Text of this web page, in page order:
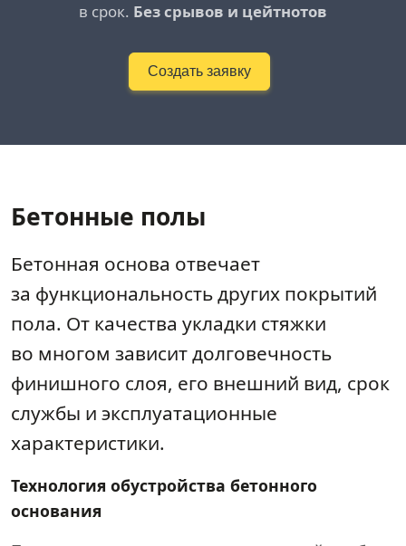
в срок. Без срывов и цейтнотов
Создать заявку
Бетонные полы
Бетонная основа отвечает
за функциональность других покрытий
пола. От качества укладки стяжки
во многом зависит долговечность
финишного слоя, его внешний вид, срок
службы и эксплуатационные
характеристики.
Технология обустройства бетонного
основания